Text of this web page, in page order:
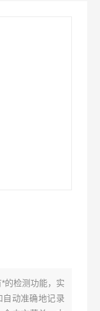
的检测功能，实
动准确地记录